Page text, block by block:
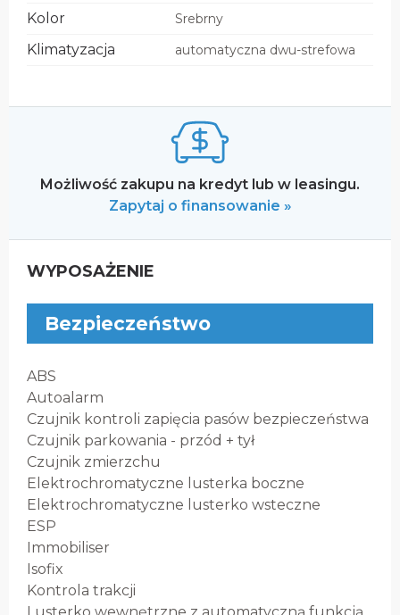
Kolor Srebrny
Klimatyzacja automatyczna dwu-strefowa
Możliwość zakupu na kredyt lub w leasingu.
Zapytaj o finansowanie »
WYPOSAŻENIE
Bezpieczeństwo
ABS
Autoalarm
Czujnik kontroli zapięcia pasów bezpieczeństwa
Czujnik parkowania - przód + tył
Czujnik zmierzchu
Elektrochromatyczne lusterka boczne
Elektrochromatyczne lusterko wsteczne
ESP
Immobiliser
Isofix
Kontrola trakcji
Lusterko wewnętrzne z automatyczną funkcją